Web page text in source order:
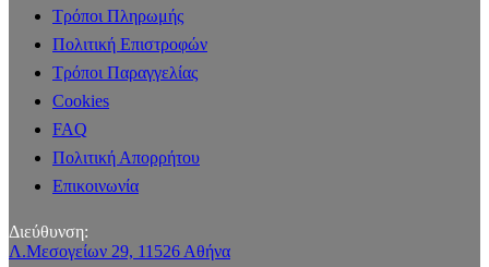
Τρόποι Πληρωμής
Πολιτική Επιστροφών
Τρόποι Παραγγελίας
Cookies
FAQ
Πολιτική Απορρήτου
Επικοινωνία
Διεύθυνση:
Λ.Μεσογείων 29, 11526 Αθήνα